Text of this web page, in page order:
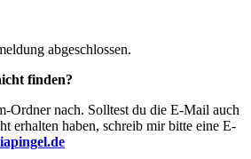
abgeschlossen.
finden?
Ordner nach. Solltest du die E-Mail auch
erhalten haben, schreib mir bitte eine E-